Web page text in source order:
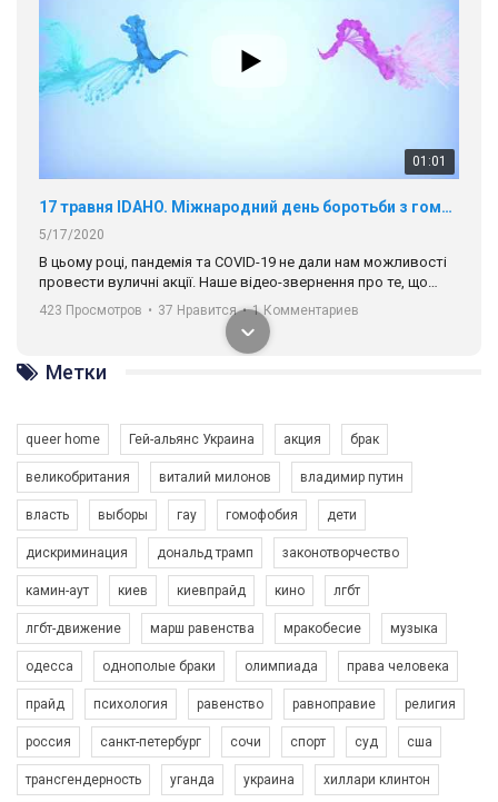
17 травня IDAHO. Міжнародний день боротьби з гомофобією трансфобією і біфобія.
В цьому році, пандемія та COVІD-19 не дали нам можливості
провести вуличні акції. Наше відео-звернення про те, що
навіть коли ми у різних містах та не можемо зустрінеться, ми
разом. Ми закликаємо всіх хто поділяє цінності рівності та
солідарності, приєднатися до нас. Регіональні підрозділи
ГАУ є в 16 областях України.
Разом наш голос лунає гучніше!
423 Просмотров • 37 Нравится • 1 Комментариев
6/30/2017
Емоційний та вражаючий промо-ролік на конкурс PACT, який
представляє програму "Гей-альянс Україна" з протидії
насильству проти ЛГБТ в Україні.
Ми просимо вашої підтримки, щоб реалізувати нашу
програму з боротьби з насильством проти ЛГБТ в Україні.
Якщо ти хочеш підтримати нас - просто натисни "лайк" під
1.9K Просмотров • 226 Нравится • 5 Комментариев
Метки
queer home Гей-альянс Украина акция брак
великобритания виталий милонов владимир путин
власть выборы гау гомофобия дети
дискриминация дональд трамп законотворчество
камин-аут киев киевпрайд кино лгбт
лгбт-движение марш равенства мракобесие музыка
одесса однополые браки олимпиада права человека
прайд психология равенство равноправие религия
россия санкт-петербург сочи спорт суд сша
трансгендерность уганда украина хиллари клинтон